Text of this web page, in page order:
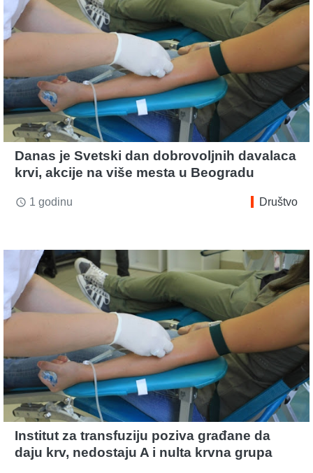
Danas je Svetski dan dobrovoljnih davalaca
krvi, akcije na više mesta u Beogradu
access_time 1 godinu Društvo
Institut za transfuziju poziva građane da
daju krv, nedostaju A i nulta krvna grupa